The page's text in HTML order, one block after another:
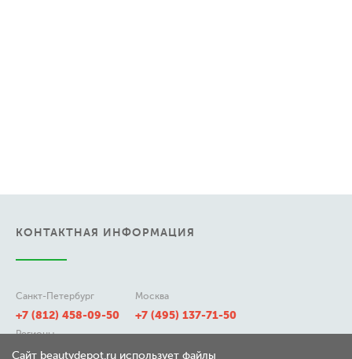
КОНТАКТНАЯ ИНФОРМАЦИЯ
Санкт-Петербург
+7 (812) 458-09-50
Москва
+7 (495) 137-71-50
Регионы
8 (800) 511-21-50
Сайт beautydepot.ru использует файлы